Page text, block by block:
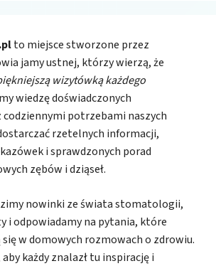
to miejsce stworzone przez
jamy ustnej, którzy wierzą, że
wizytówką każdego
wiedzę doświadczonych
potrzebami naszych
rzetelnych informacji,
i sprawdzonych porad
zębów i dziąseł.
nowinki ze świata stomatologii,
i odpowiadamy na pytania, które
w domowych rozmowach o zdrowiu.
każdy znalazł tu inspirację i